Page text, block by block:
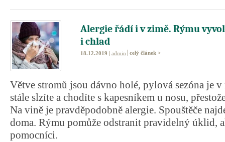
Alergie řádí i v zimě. Rýmu
i chlad
18.12.2019 | admin celý článek >
Větve stromů jsou dávno holé, pylová sezóna je
stále slzíte a chodíte s kapesníkem u nosu,
Na vině je pravděpodobně alergie. Spouštěče
doma. Rýmu pomůže odstranit pravidelný úklid,
pomocníci.